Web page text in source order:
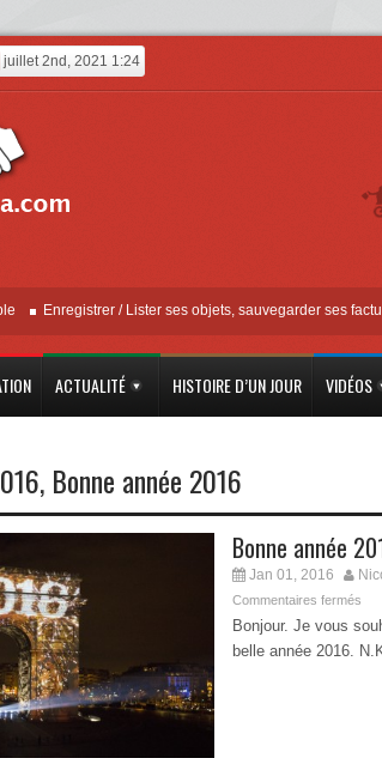
juillet 2nd, 2021 1:24
/ Lister ses objets, sauvegarder ses factures
ACTUALITÉ HISTOIRE D’UN JOUR VIDÉOS
, Bonne année 2016
Bonne année
Jan 01, 2016
Commentaires fermés
Bonjour. Je vous
belle année 2016.